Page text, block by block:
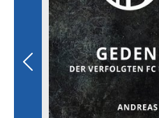
Previous